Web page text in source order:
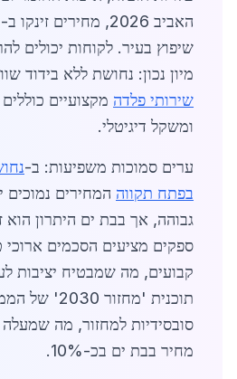
שיפוץ בעיר. לקוחות יכולים
מיון נכון: נחושת ללא בידוד שווה 35 ש"ח
שירותי פלדה מקצועיים
ומשקל דיגיטלי.
ערים סמוכות משפיעות: ב-
בפתח תקווה המחירים
גבוהה, אך בבת ים היתרון הוא
ספקים מציעים הסכמים ארוכי
תוכנית 'מחזור
סובסידיות למחזור, מה
מחיר בבת ים בכ-10%.